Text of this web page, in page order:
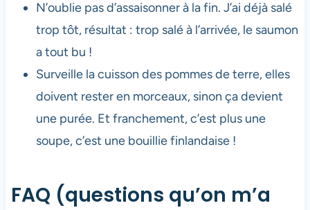
N’oublie pas d’assaisonner à la fin. J’ai déjà salé
trop tôt, résultat : trop salé à l’arrivée, le saumon
a tout bu !
Surveille la cuisson des pommes de terre, elles
doivent rester en morceaux, sinon ça devient
une purée. Et franchement, c’est plus une
soupe, c’est une bouillie finlandaise !
FAQ (questions qu’on m’a